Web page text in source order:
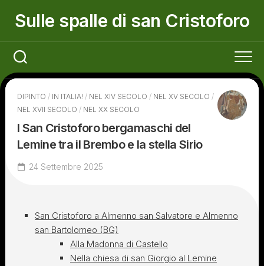
Sulle spalle di san Cristoforo
DIPINTO / IN ITALIA! / NEL XIV SECOLO / NEL XV SECOLO /
NEL XVII SECOLO / NEL XX SECOLO
I San Cristoforo bergamaschi del
Lemine tra il Brembo e la stella Sirio
24 Settembre 2025
San Cristoforo a Almenno san Salvatore e Almenno
san Bartolomeo (BG)
Alla Madonna di Castello
Nella chiesa di san Giorgio al Lemine